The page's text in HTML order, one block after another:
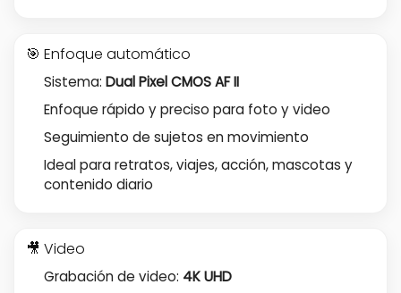
🎯 Enfoque automático
Sistema: Dual Pixel CMOS AF II
Enfoque rápido y preciso para foto y video
Seguimiento de sujetos en movimiento
Ideal para retratos, viajes, acción, mascotas y
contenido diario
🎥 Video
Grabación de video: 4K UHD